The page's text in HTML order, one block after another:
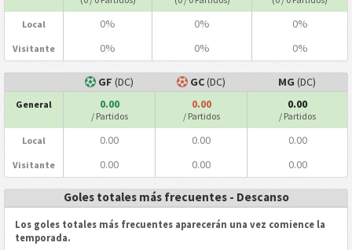
Local 0% 0% 0%
Visitante 0% 0% 0%
GF (DC) GC(DC) MG (DC)
General 0.00
/ Partidos
0.00
/ Partidos
0.00
/ Partidos
Local 0.00 0.00 0.00
Visitante 0.00 0.00 0.00
Goles totales más frecuentes - Descanso
Los goles totales más frecuentes aparecerán una vez comience la
temporada.